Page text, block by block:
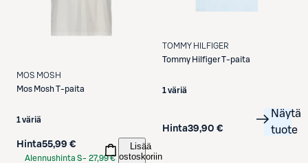
MOS MOSH
Mos MoshT-paita
1 väriä
Hinta55,99 €
Alennushinta S- 27,99 €
Lisää
ostoskoriin
TOMMY HILFIGER
Tommy HilfigerT-paita
1 väriä
Hinta39,90 €
Näytä
tuote